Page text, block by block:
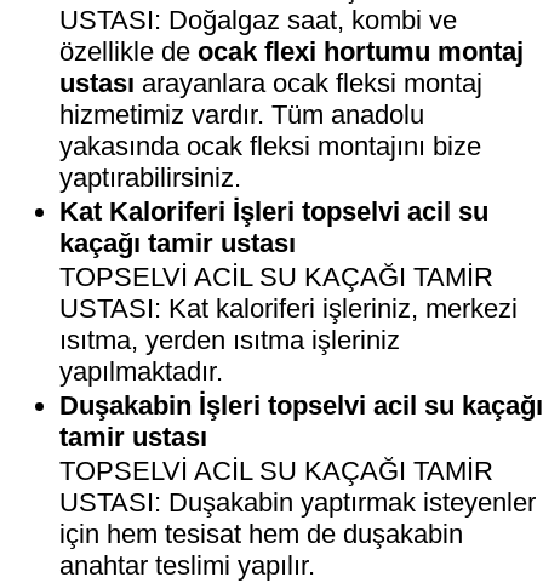
USTASI: Doğalgaz saat, kombi ve
özellikle deocak flexi hortumu montaj
ustası arayanlara ocak fleksi montaj
hizmetimiz vardır. Tüm anadolu
yakasında ocak fleksi montajını bize
yaptırabilirsiniz.
Kat Kaloriferi İşleri topselvi acil su
kaçağı tamir ustası
TOPSELVİ ACİL SU KAÇAĞI TAMİR
USTASI: Kat kaloriferi işleriniz, merkezi
ısıtma, yerden ısıtma işleriniz
yapılmaktadır.
Duşakabin İşleri topselvi acil su kaçağı
tamir ustası
TOPSELVİ ACİL SU KAÇAĞI TAMİR
USTASI: Duşakabin yaptırmak isteyenler
için hem tesisat hem de duşakabin
anahtar teslimi yapılır.